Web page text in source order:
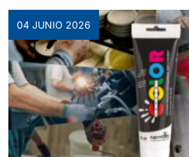
04 JUNIO 2026